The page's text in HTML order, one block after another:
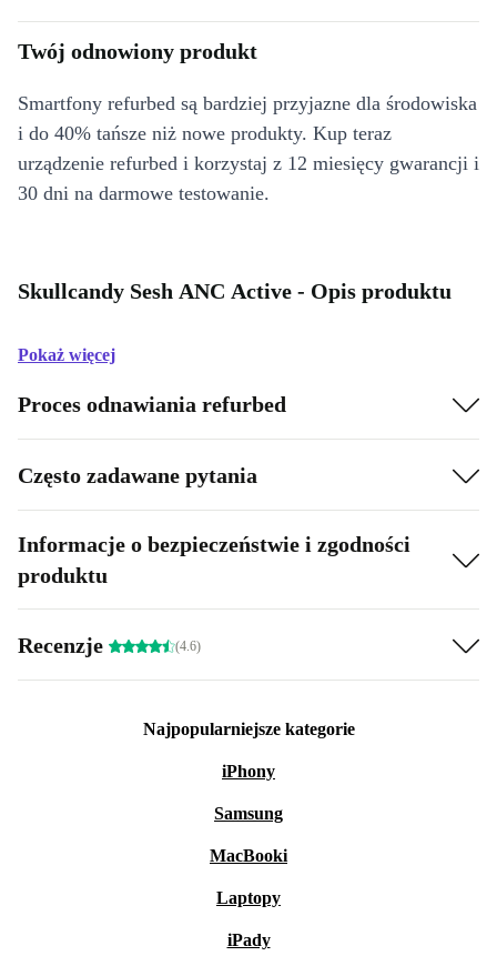
Twój odnowiony produkt
Smartfony refurbed są bardziej przyjazne dla środowiska
i do 40% tańsze niż nowe produkty. Kup teraz
urządzenie refurbed i korzystaj z 12 miesięcy gwarancji i
30 dni na darmowe testowanie.
Skullcandy Sesh ANC Active - Opis produktu
Pokaż więcej
Proces odnawiania refurbed
Często zadawane pytania
Informacje o bezpieczeństwie i zgodności
produktu
Recenzje (4.6)
Najpopularniejsze kategorie
iPhony
Samsung
MacBooki
Laptopy
iPady